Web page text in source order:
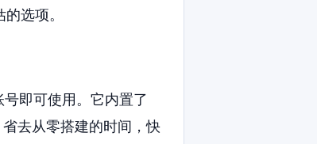
选项。
即可使用。它内置了
去从零搭建的时间，快